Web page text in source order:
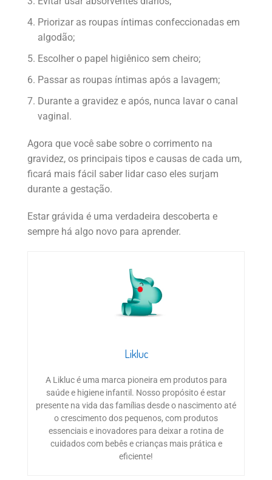
Priorizar as roupas íntimas confeccionadas em
algodão;
Escolher o papel higiênico sem cheiro;
Passar as roupas íntimas após a lavagem;
Durante a gravidez e após, nunca lavar o canal
vaginal.
Agora que você sabe sobre o corrimento na
gravidez, os principais tipos e causas de cada um,
ficará mais fácil saber lidar caso eles surjam
durante a gestação.
Estar grávida é uma verdadeira descoberta e
sempre há algo novo para aprender.
Likluc
A Likluc é uma marca pioneira em produtos para
saúde e higiene infantil. Nosso propósito é estar
presente na vida das famílias desde o nascimento até
o crescimento dos pequenos, com produtos
essenciais e inovadores para deixar a rotina de
cuidados com bebês e crianças mais prática e
eficiente!